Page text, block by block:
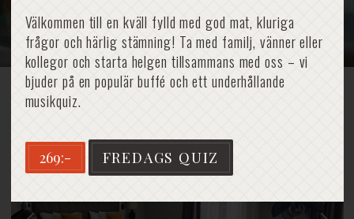
Välkommen till en kväll fylld med god mat, kluriga
frågor och härlig stämning! Ta med familj, vänner eller
kollegor och starta helgen tillsammans med oss – vi
bjuder på en populär buffé och ett underhållande
musikquiz.
269:- FREDAGS QUIZ